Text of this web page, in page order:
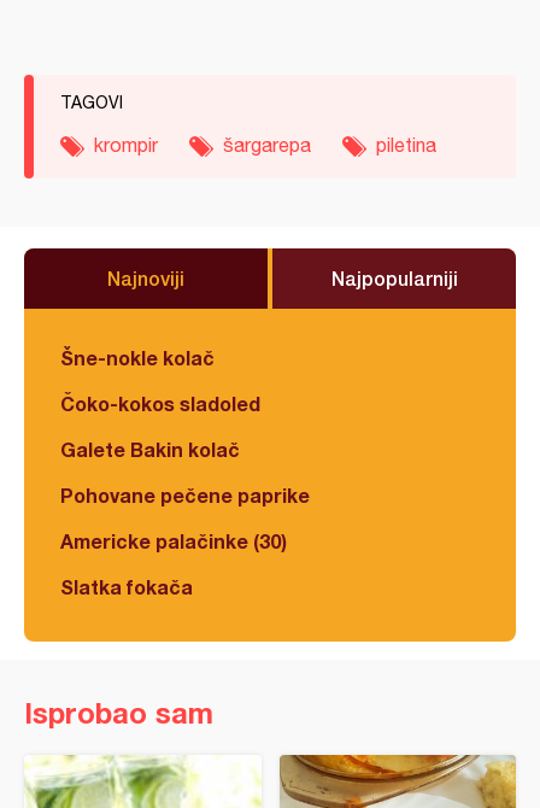
TAGOVI
krompir šargarepa piletina
Najnoviji Najpopularniji
Šne-nokle kolač
Čoko-kokos sladoled
Galete Bakin kolač
Pohovane pečene paprike
Americke palačinke (30)
Slatka fokača
Isprobao sam